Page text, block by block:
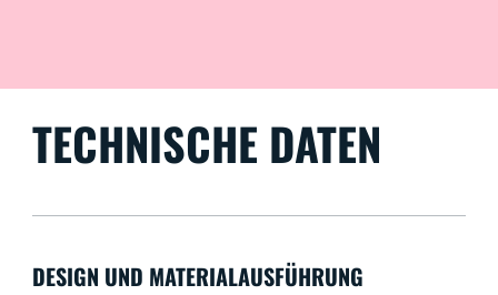
TECHNISCHE DATEN
DESIGN UND MATERIALAUSFÜHRUNG